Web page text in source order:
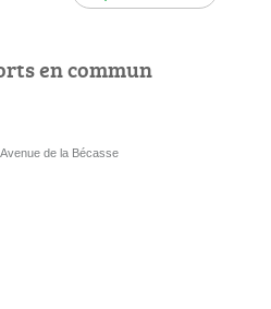
en commun
de la Bécasse